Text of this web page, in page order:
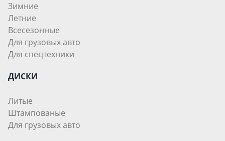
Зимние
Летние
Всесезонные
Для грузовых авто
Для спецтехники
ДИСКИ
Литые
Штампованые
Для грузовых авто